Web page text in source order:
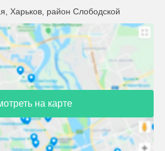
Харьков, район Слободской
на карте